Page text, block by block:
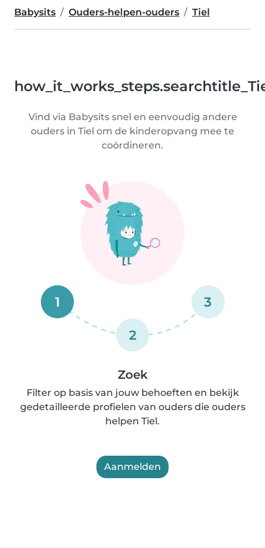
Babysits Ouders-helpen-ouders Tiel
Vind via Babysits snel en eenvoudig andere
ouders in Tiel om de kinderopvang mee te
coördineren.
1
2
3
Zoek
Filter op basis van jouw behoeften en bekijk
gedetailleerde profielen van ouders die ouders
helpen Tiel.
Aanmelden